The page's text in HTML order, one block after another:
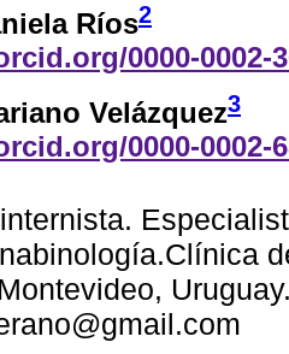
Ríos2
0000-0002-
Velázquez3
0000-0002-